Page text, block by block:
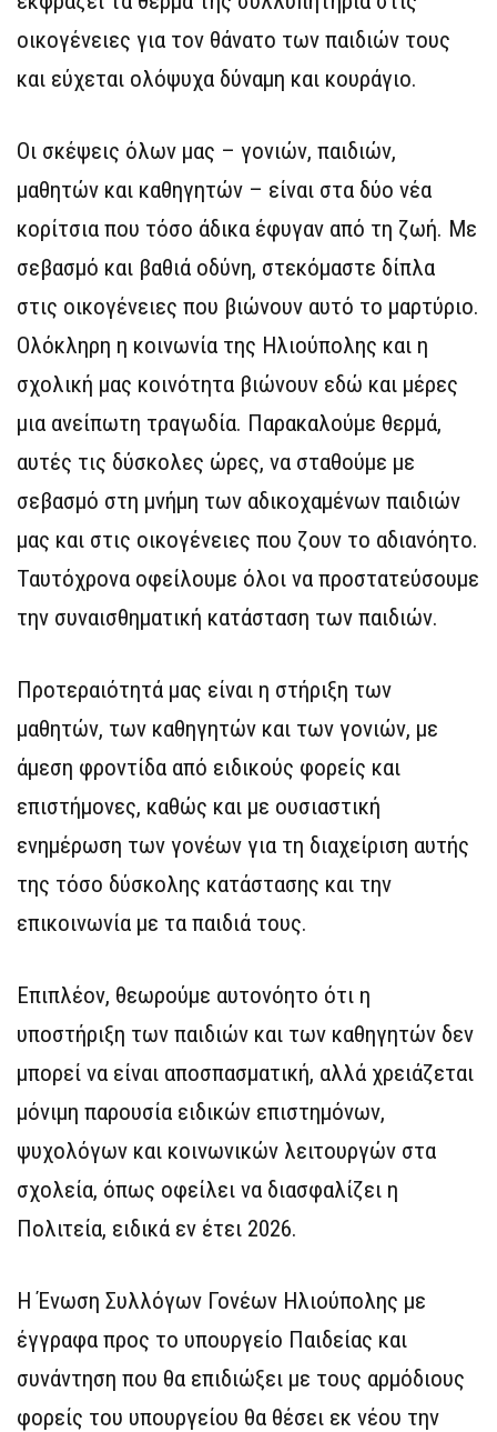
οικογένειες για τον θάνατο των παιδιών τους
και εύχεται ολόψυχα δύναμη και κουράγιο.
Οι σκέψεις όλων μας – γονιών, παιδιών,
μαθητών και καθηγητών – είναι στα δύο νέα
κορίτσια που τόσο άδικα έφυγαν από τη ζωή. Με
σεβασμό και βαθιά οδύνη, στεκόμαστε δίπλα
στις οικογένειες που βιώνουν αυτό το μαρτύριο.
Ολόκληρη η κοινωνία της Ηλιούπολης και η
σχολική μας κοινότητα βιώνουν εδώ και μέρες
μια ανείπωτη τραγωδία. Παρακαλούμε θερμά,
αυτές τις δύσκολες ώρες, να σταθούμε με
σεβασμό στη μνήμη των αδικοχαμένων παιδιών
μας και στις οικογένειες που ζουν το αδιανόητο.
Ταυτόχρονα οφείλουμε όλοι να προστατεύσουμε
την συναισθηματική κατάσταση των παιδιών.
Προτεραιότητά μας είναι η στήριξη των
μαθητών, των καθηγητών και των γονιών, με
άμεση φροντίδα από ειδικούς φορείς και
επιστήμονες, καθώς και με ουσιαστική
ενημέρωση των γονέων για τη διαχείριση αυτής
της τόσο δύσκολης κατάστασης και την
επικοινωνία με τα παιδιά τους.
Επιπλέον, θεωρούμε αυτονόητο ότι η
υποστήριξη των παιδιών και των καθηγητών δεν
μπορεί να είναι αποσπασματική, αλλά χρειάζεται
μόνιμη παρουσία ειδικών επιστημόνων,
ψυχολόγων και κοινωνικών λειτουργών στα
σχολεία, όπως οφείλει να διασφαλίζει η
Πολιτεία, ειδικά εν έτει 2026.
Η Ένωση Συλλόγων Γονέων Ηλιούπολης με
έγγραφα προς το υπουργείο Παιδείας και
συνάντηση που θα επιδιώξει με τους αρμόδιους
φορείς του υπουργείου θα θέσει εκ νέου την